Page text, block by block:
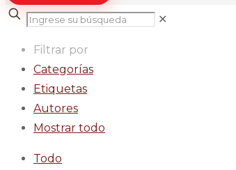
✕
Filtrar por
Categorías
Etiquetas
Autores
Mostrar todo
Todo